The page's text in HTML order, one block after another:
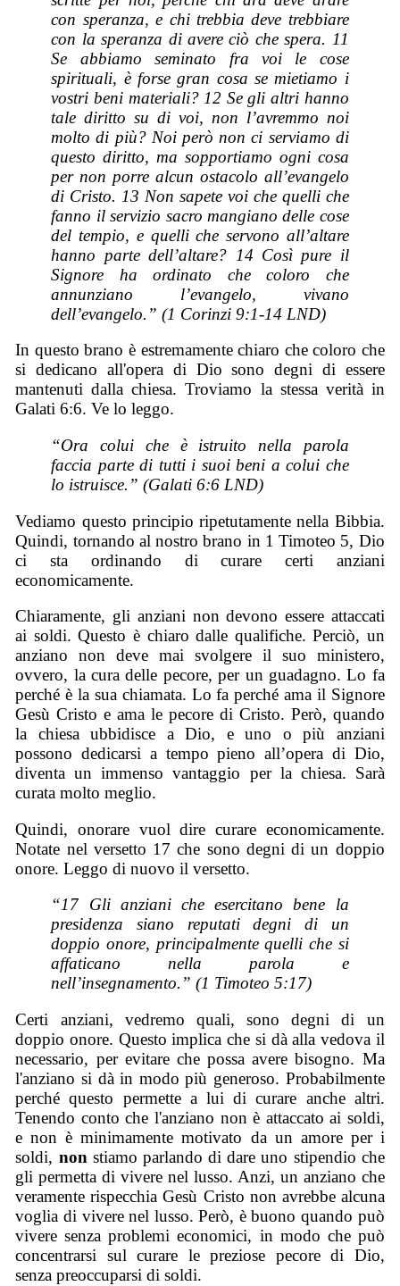
con speranza, e chi trebbia deve trebbiare
con la speranza di avere ciò che spera. 11
Se abbiamo seminato fra voi le cose
spirituali, è forse gran cosa se mietiamo i
vostri beni materiali? 12 Se gli altri hanno
tale diritto su di voi, non l’avremmo noi
molto di più? Noi però non ci serviamo di
questo diritto, ma sopportiamo ogni cosa
per non porre alcun ostacolo all’evangelo
di Cristo. 13 Non sapete voi che quelli che
fanno il servizio sacro mangiano delle cose
del tempio, e quelli che servono all’altare
hanno parte dell’altare? 14 Così pure il
Signore ha ordinato che coloro che
annunziano l’evangelo, vivano
dell’evangelo.” (1 Corinzi 9:1-14 LND)
In questo brano è estremamente chiaro che coloro che
si dedicano all'opera di Dio sono degni di essere
mantenuti dalla chiesa. Troviamo la stessa verità in
Galati 6:6. Ve lo leggo.
“Ora colui che è istruito nella parola
faccia parte di tutti i suoi beni a colui che
lo istruisce.” (Galati 6:6 LND)
Vediamo questo principio ripetutamente nella Bibbia.
Quindi, tornando al nostro brano in 1 Timoteo 5, Dio
ci sta ordinando di curare certi anziani
economicamente.
Chiaramente, gli anziani non devono essere attaccati
ai soldi. Questo è chiaro dalle qualifiche. Perciò, un
anziano non deve mai svolgere il suo ministero,
ovvero, la cura delle pecore, per un guadagno. Lo fa
perché è la sua chiamata. Lo fa perché ama il Signore
Gesù Cristo e ama le pecore di Cristo. Però, quando
la chiesa ubbidisce a Dio, e uno o più anziani
possono dedicarsi a tempo pieno all’opera di Dio,
diventa un immenso vantaggio per la chiesa. Sarà
curata molto meglio.
Quindi, onorare vuol dire curare economicamente.
Notate nel versetto 17 che sono degni di un doppio
onore. Leggo di nuovo il versetto.
“17 Gli anziani che esercitano bene la
presidenza siano reputati degni di un
doppio onore, principalmente quelli che si
affaticano nella parola e
nell’insegnamento.” (1 Timoteo 5:17)
Certi anziani, vedremo quali, sono degni di un
doppio onore. Questo implica che si dà alla vedova il
necessario, per evitare che possa avere bisogno. Ma
l'anziano si dà in modo più generoso. Probabilmente
perché questo permette a lui di curare anche altri.
Tenendo conto che l'anziano non è attaccato ai soldi,
e non è minimamente motivato da un amore per i
soldi, non stiamo parlando di dare uno stipendio che
gli permetta di vivere nel lusso. Anzi, un anziano che
veramente rispecchia Gesù Cristo non avrebbe alcuna
voglia di vivere nel lusso. Però, è buono quando può
vivere senza problemi economici, in modo che può
concentrarsi sul curare le preziose pecore di Dio,
senza preoccuparsi di soldi.